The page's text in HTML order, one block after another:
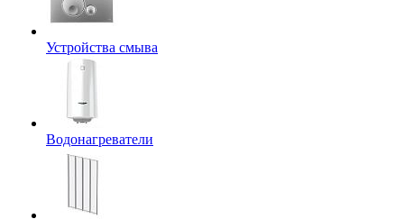
Устройства смыва
Водонагреватели